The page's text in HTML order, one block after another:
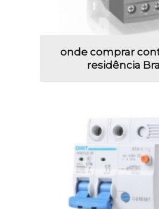
onde comprar
residência